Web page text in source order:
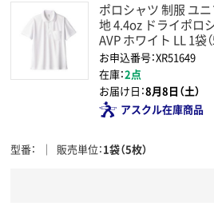
ポロシャツ 制服 ユ
地 4.4oz ドライポロ
AVP ホワイト LL 1袋
お申込番号：XR51649
在庫：2点
お届け日：8月8日（土）
アスクル在庫商品
型番 販売単位 1袋（5枚）